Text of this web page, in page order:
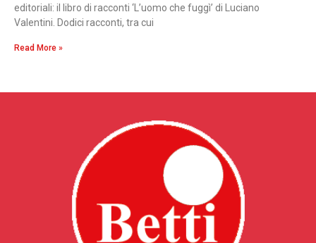
editoriali: il libro di racconti ‘L’uomo che fuggì’ di Luciano
Valentini. Dodici racconti, tra cui
Read More »